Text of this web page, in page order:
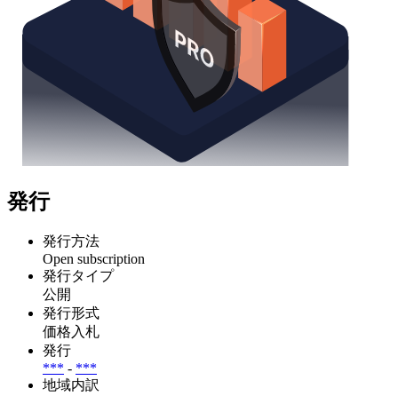
発行
発行方法
Open subscription
発行タイプ
公開
発行形式
価格入札
発行
*** - ***
地域内訳